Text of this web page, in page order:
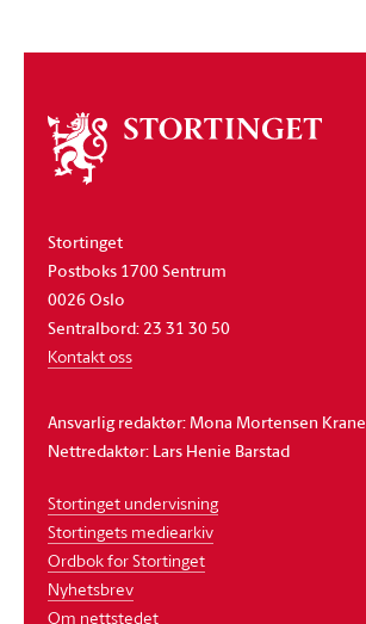
Om
stortinget
Stortinget
Postboks 1700 Sentrum
0026 Oslo
Sentralbord: 23 31 30 50
Kontakt oss
Ansvarlig redaktør: Mona Mortensen Krane
Nettredaktør: Lars Henie Barstad
Stortinget undervisning
Stortingets mediearkiv
Ordbok for Stortinget
Nyhetsbrev
Om nettstedet